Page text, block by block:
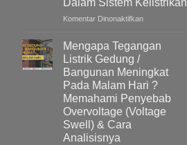
Dalam Sistem Kelistrikan
Komentar Dinonaktifkanpada
&
Harmonic
Filter
(AHF)
Dalam
Mengapa Tegangan
Listrik Gedung /
Bangunan Meningkat
Pada Malam Hari ?
Memahami Penyebab
Overvoltage (Voltage
Swell) & Cara
Analisisnya